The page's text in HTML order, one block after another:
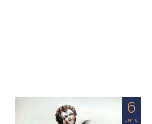
6
June